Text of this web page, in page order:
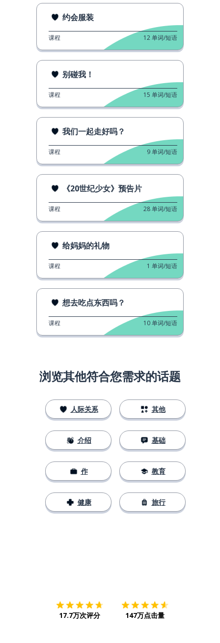
约会服装
课程 12单词/短语
别碰我！
课程 15 单词/短语
我们一起走好吗？
课程 9单词/短语
《20世纪少女》预告片
课程 28单词/短语
给妈妈的礼物
课程 1 单词/短语
想去吃点东西吗？
课程 10单词/短语
浏览其他符合您需求的话题
人际关系
介绍
作
健康
其他
基础
教育
旅行
17.7万次评分 147万点击量